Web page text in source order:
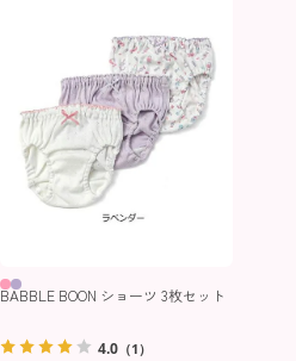
BABBLE BOON ショーツ 3枚セット
4.0（1）